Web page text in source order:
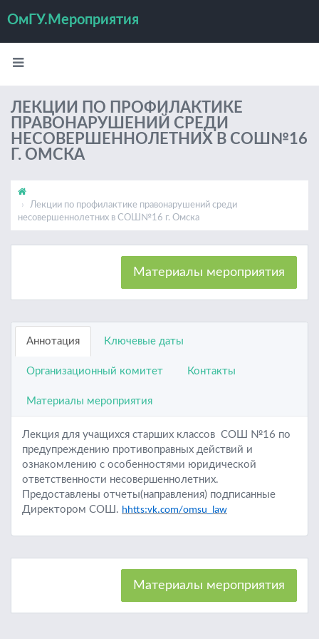
ОмГУ.Мероприятия
ЛЕКЦИИ ПО ПРОФИЛАКТИКЕ
ПРАВОНАРУШЕНИЙ СРЕДИ
НЕСОВЕРШЕННОЛЕТНИХ В СОШ№16
Г. ОМСКА
Лекции по профилактике правонарушений среди
несовершеннолетних в СОШ№16 г. Омска
Материалы мероприятия
Аннотация Ключевые даты
Организационный комитет Контакты
Материалы мероприятия
Лекция для учащихся старших классов СОШ №16 по
предупреждению противоправных действий и
ознакомлению с особенностями юридической
ответственности несовершеннолетних.
Предоставлены отчеты(направления) подписанные
Директором СОШ. hhtts:vk.com/omsu_law
Материалы мероприятия